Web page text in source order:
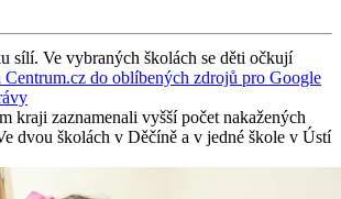
sílí. Ve vybraných školách se děti očkují
Centrum.cz do oblíbených zdrojů pro Google
kraji zaznamenali vyšší počet nakažených
dvou školách v Děčíně a v jedné škole v Ústí